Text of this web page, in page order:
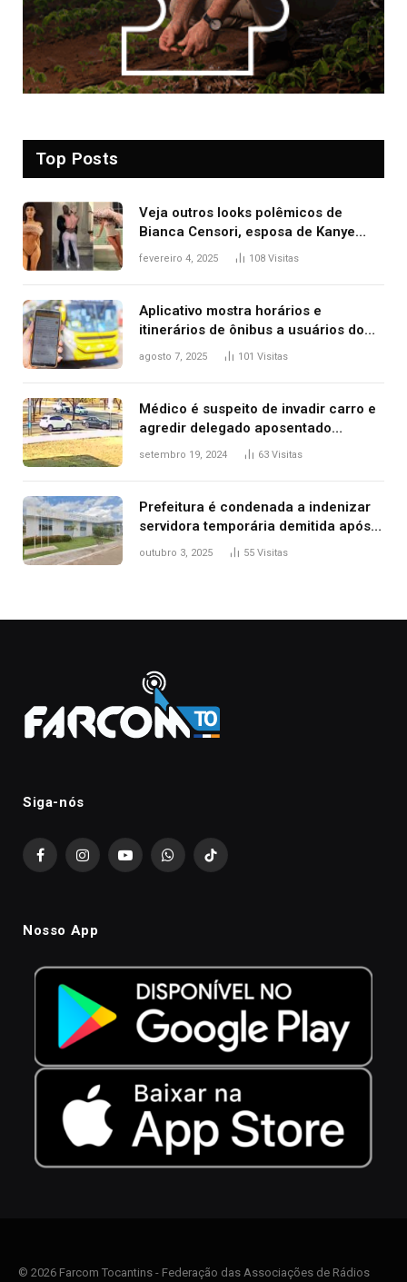
Top Posts
Veja outros looks polêmicos de
Bianca Censori, esposa de Kanye
West que apareceu nua no Grammy
fevereiro 4, 2025 108 Visitas
Aplicativo mostra horários e
itinerários de ônibus a usuários do
transporte público de Palmas; confira
agosto 7, 2025 101 Visitas
Médico é suspeito de invadir carro e
agredir delegado aposentado
durante confusão no trânsito
setembro 19, 2024 63 Visitas
Prefeitura é condenada a indenizar
servidora temporária demitida após
nascimento da filha
outubro 3, 2025 55 Visitas
Siga-nós
FacebookInstagramYouTubeWhatsAppTikTok
Nosso App
© 2026 Farcom Tocantins - Federação das Associações de Rádios